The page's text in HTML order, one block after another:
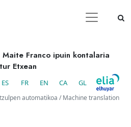
Maite Franco ipuin kontalaria
Etxean
ES FR EN CA GL
automatikoa / Machine translation